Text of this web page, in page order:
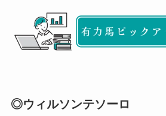
◎ウィルソンテソーロ